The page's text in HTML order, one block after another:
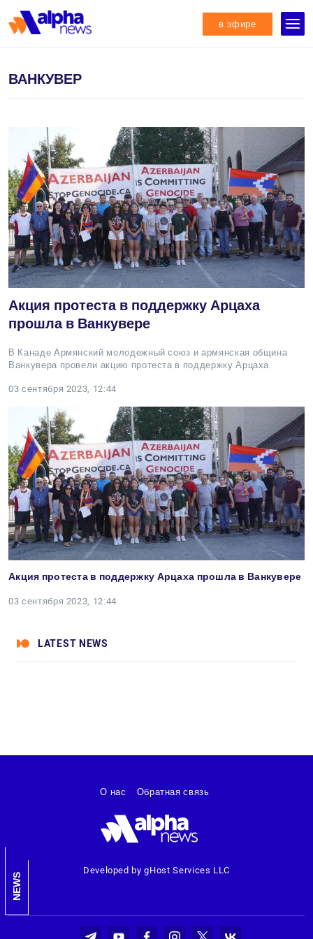
в эфире
ВАНКУВЕР
Акция протеста в поддержку Арцаха
прошла в Ванкувере
В Канаде Армянский молодежный союз и армянская община
Ванкувера провели акцию протеста в поддержку Арцаха.
03 сентября 2023, 12:44
Акция протеста в поддержку Арцаха прошла в Ванкувере
03 сентября 2023, 12:44
LATEST NEWS
NEWS
Developed by gHost Services LLC
О нас Обратная связь